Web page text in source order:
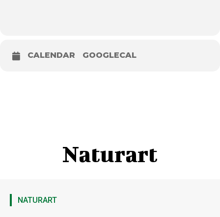
CALENDAR GOOGLECAL
Naturart
NATURART